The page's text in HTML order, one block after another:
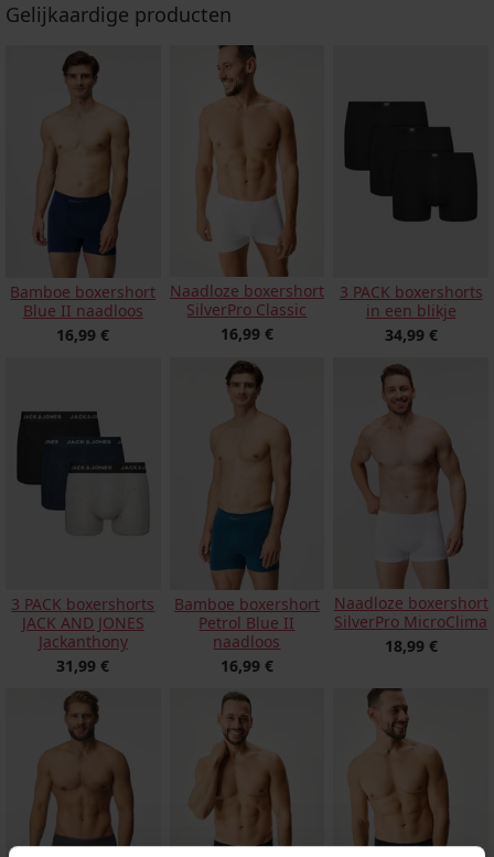
Gelijkaardige producten
Bamboe boxershort
Blue II naadloos
16,99 €
Naadloze boxershort
SilverPro Classic
16,99 €
3 PACK boxershorts
in een blikje
34,99 €
3 PACK boxershorts
JACK AND JONES
Jackanthony
31,99 €
Bamboe boxershort
Petrol Blue II
naadloos
16,99 €
Naadloze boxershort
SilverPro MicroClima
18,99 €